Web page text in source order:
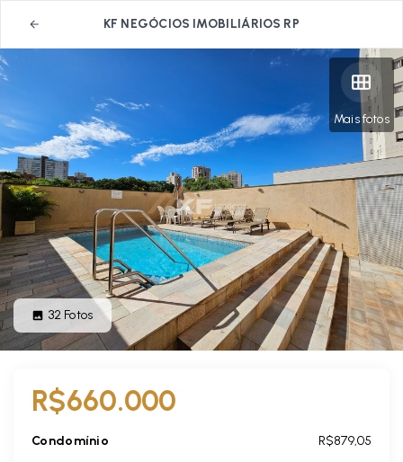
KF NEGÓCIOS IMOBILIÁRIOS RP
Mais fotos
32 Fotos
R$660.000
Condomínio
R$879,05